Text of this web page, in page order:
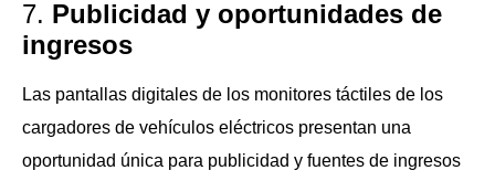
7. Publicidad y oportunidades de
ingresos
Las pantallas digitales de los monitores táctiles de los
cargadores de vehículos eléctricos presentan una
oportunidad única para publicidad y fuentes de ingresos